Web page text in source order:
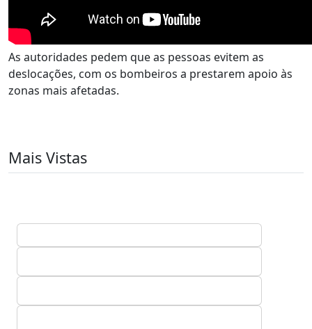
As autoridades pedem que as pessoas evitem as
deslocações, com os bombeiros a prestarem apoio às
zonas mais afetadas.
Mais Vistas